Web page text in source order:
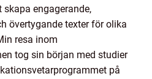
engagerande,
övertygande texter för olika
resa inom
tog sin början med studier
på